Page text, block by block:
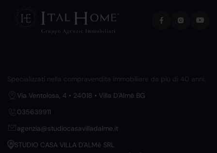
Specializzati nella compravendita immobiliare da più di 40 anni.
Via Ventolosa, 4 • 24018 • Villa D'Almè BG
035639911
agenzia@studiocasavilladalme.it
STUDIO CASA VILLA D'ALMè SRL